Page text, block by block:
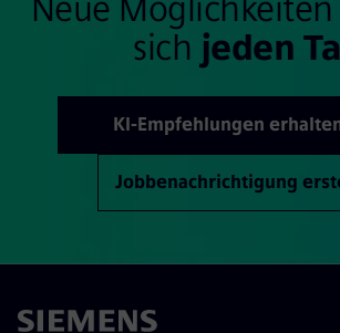
sich jeden
KI-Empfehlungen
Jobbenachrichtigung